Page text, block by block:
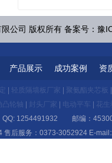
公司 版权所有 备案号：豫
产品展示 成功案例 资
轻质隔墙板厂家 聚氨酯夹芯板
凸轮轴 封头厂家 电动平车
花生
QQ: 1254491932 邮编：
后服务：0373-3052924 E-